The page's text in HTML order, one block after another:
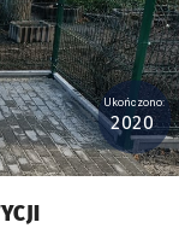
Ukończono:
2020